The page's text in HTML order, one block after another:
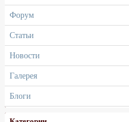
Форум
Статьи
Новости
Галерея
Блоги